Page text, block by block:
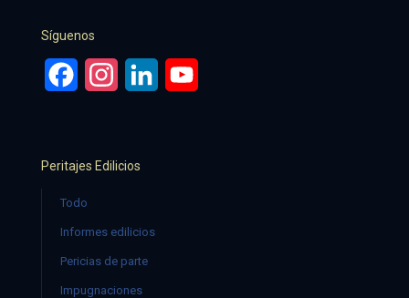
Síguenos
FacebookInstagramLinkedIn
Peritajes Edilicios
Todo
Informes edilicios
Pericias de parte
Impugnaciones